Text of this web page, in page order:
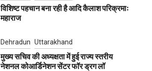
विशिष्ट पहचान बना रही है आदि कैलाश परिक्रमाः
महाराज
Dehradun Uttarakhand
मुख्य सचिव की अध्यक्षता में हुई राज्य स्तरीय
नेशनल कोआर्डिनेशन सेंटर फॉर ड्रग लॉ